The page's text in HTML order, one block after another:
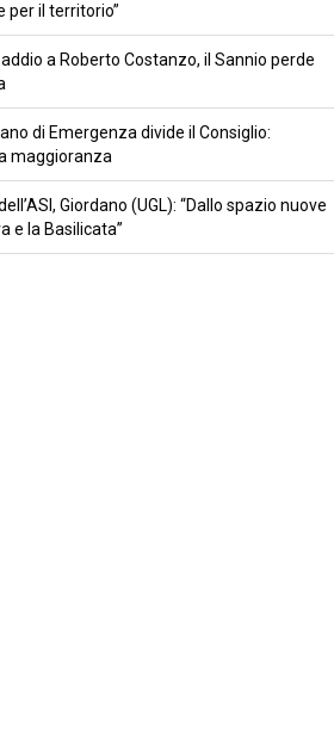
il territorio”
a Roberto Costanzo, il Sannio perde
di Emergenza divide il Consiglio:
maggioranza
Giordano (UGL): “Dallo spazio nuove
e la Basilicata”